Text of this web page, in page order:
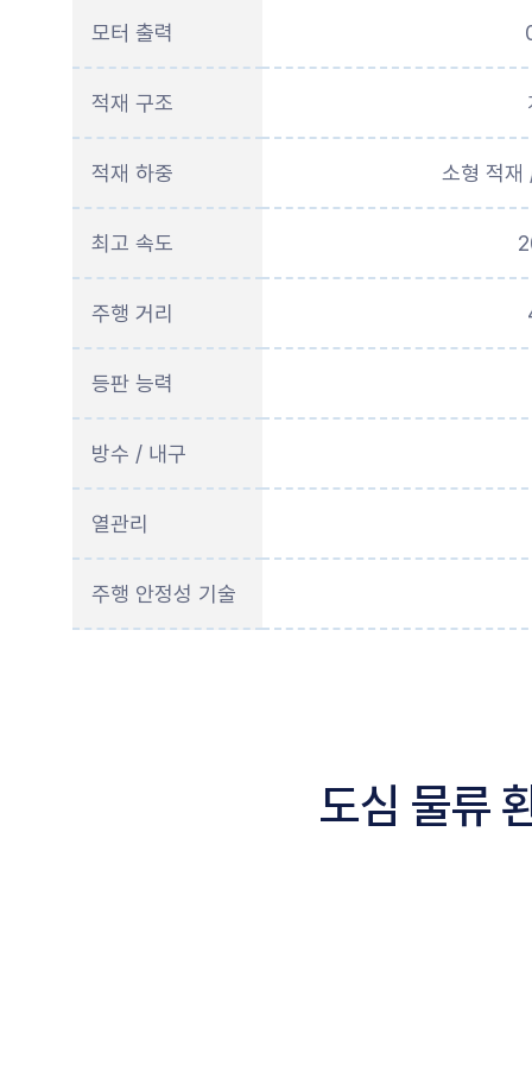
모터 출력
적재 구조
적재 하중 소형 적재
최고 속도
주행 거리
등판 능력
방수 / 내구
열관리
주행 안정성 기술
도심 물류